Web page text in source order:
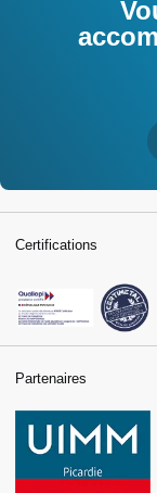
Certifications
Partenaires